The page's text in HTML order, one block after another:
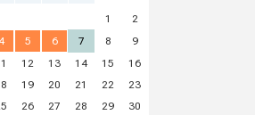
1
2
4 5 6 7 8
9
12 13 14 15
16
19 20 21 22
23
26 27 28 29
30